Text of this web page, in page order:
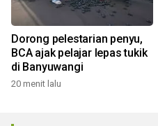
Dorong pelestarian penyu,
BCA ajak pelajar lepas tukik
di Banyuwangi
20 menit lalu